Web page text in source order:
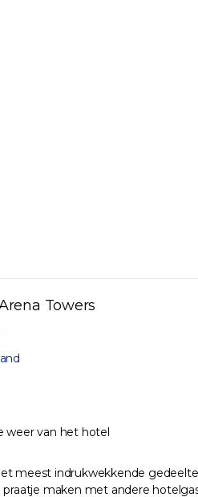
Towers
weer van het hotel
meest indrukwekkende
maken met andere